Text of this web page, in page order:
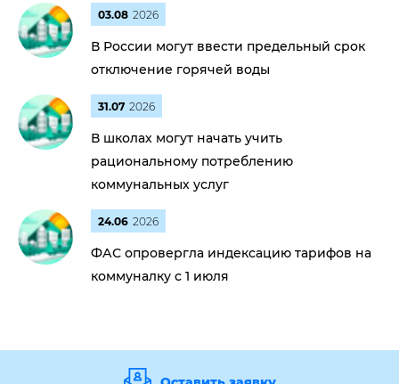
03.08 2026
В России могут ввести предельный срок
отключение горячей воды
31.07 2026
В школах могут начать учить
рациональному потреблению
коммунальных услуг
24.06 2026
ФАС опровергла индексацию тарифов на
коммуналку с 1 июля